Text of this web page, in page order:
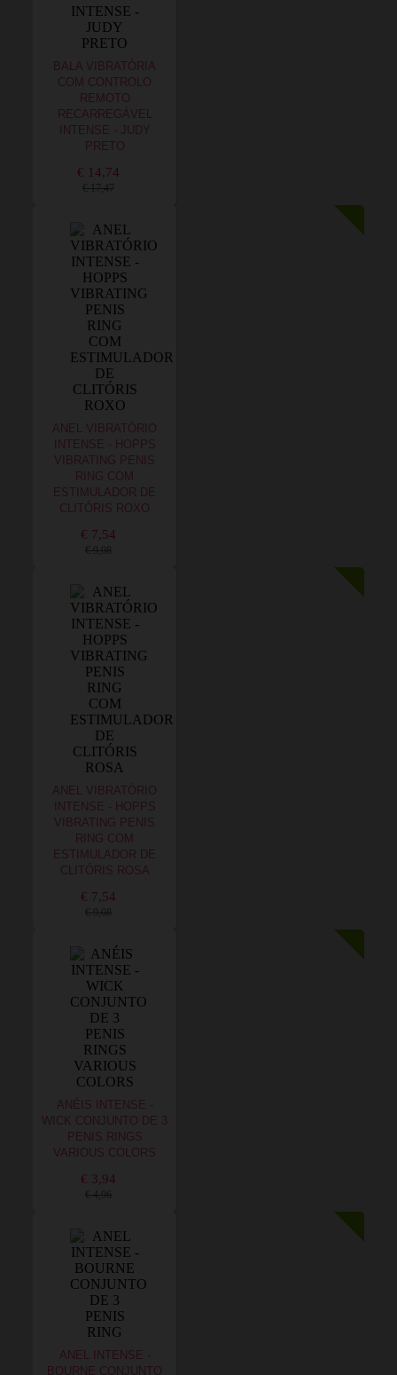
BALA VIBRATÓRIA
COM CONTROLO
REMOTO
RECARREGÁVEL
INTENSE - JUDY
PRETO
€ 14,74
€ 17,47
ANEL VIBRATÓRIO
INTENSE - HOPPS
VIBRATING PENIS
RING COM
ESTIMULADOR DE
CLITÓRIS ROXO
€ 7,54
€ 9,08
ANEL VIBRATÓRIO
INTENSE - HOPPS
VIBRATING PENIS
RING COM
ESTIMULADOR DE
CLITÓRIS ROSA
€ 7,54
€ 9,08
ANÉIS INTENSE -
WICK CONJUNTO DE 3
PENIS RINGS
VARIOUS COLORS
€ 3,94
€ 4,96
ANEL INTENSE -
BOURNE CONJUNTO